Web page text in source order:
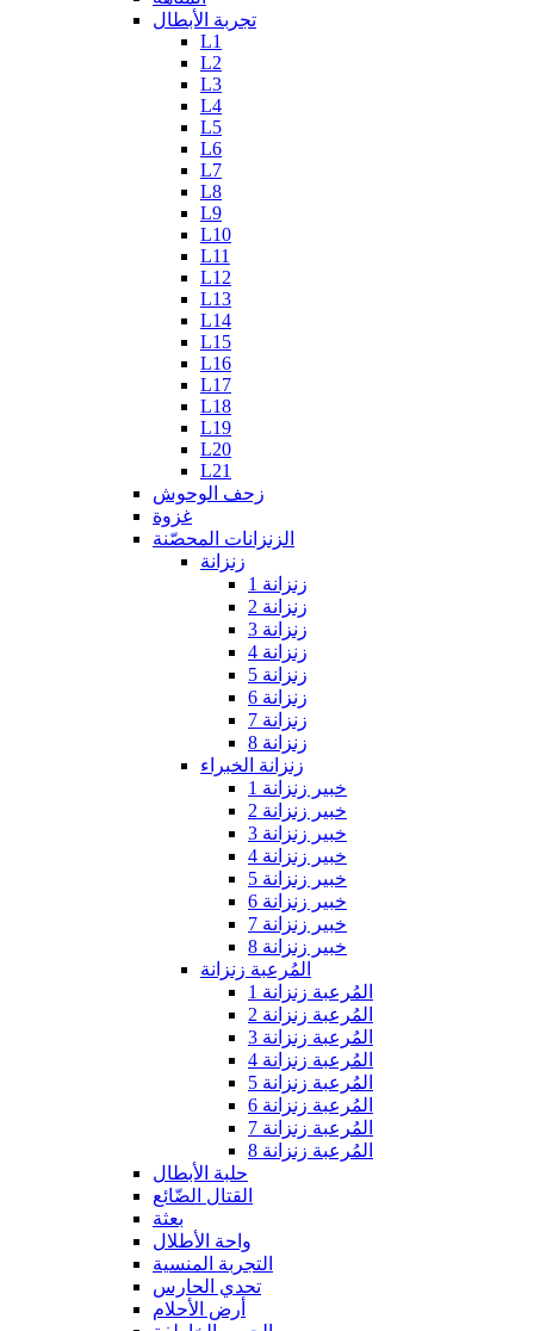
تجربة الأبطال
L1
L2
L3
L4
L5
L6
L7
L8
L9
L10
L11
L12
L13
L14
L15
L16
L17
L18
L19
L20
L21
زحف الوحوش
غزوة
الزنزانات المحصّنة
زنزانة
زنزانة 1
زنزانة 2
زنزانة 3
زنزانة 4
زنزانة 5
زنزانة 6
زنزانة 7
زنزانة 8
زنزانة الخبراء
خبير زنزانة 1
خبير زنزانة 2
خبير زنزانة 3
خبير زنزانة 4
خبير زنزانة 5
خبير زنزانة 6
خبير زنزانة 7
خبير زنزانة 8
المُرعبة زنزانة
المُرعبة زنزانة 1
المُرعبة زنزانة 2
المُرعبة زنزانة 3
المُرعبة زنزانة 4
المُرعبة زنزانة 5
المُرعبة زنزانة 6
المُرعبة زنزانة 7
المُرعبة زنزانة 8
حلبة الأبطال
القتال الضّائع
بعثة
واحة الأطلال
التجربة المنسية
تحدي الحارس
أرض الأحلام